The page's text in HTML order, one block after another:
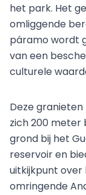
het park. Het
omliggende
páramo wordt
van een
culturele
Deze
zich 200 meter
grond bij het
reservoir en
uitkijkpunt over
omringende